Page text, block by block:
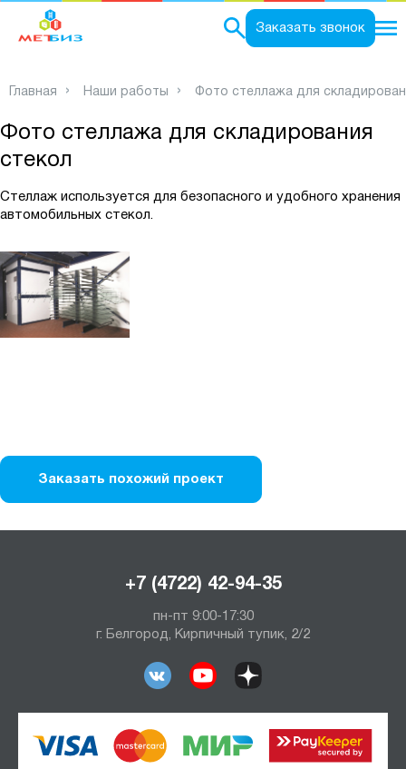
Заказать звонок
Главная Наши работы Фото стеллажа для
Фото стеллажа для складирования
стекол
Стеллаж используется для безопасного и удобного хранения
автомобильных стекол.
Заказать похожий проект
+7 (4722) 42-94-35
пн-пт 9:00-17:30
г. Белгород, Кирпичный тупик, 2/2